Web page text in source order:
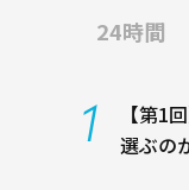
24時間
【第1
選ぶの